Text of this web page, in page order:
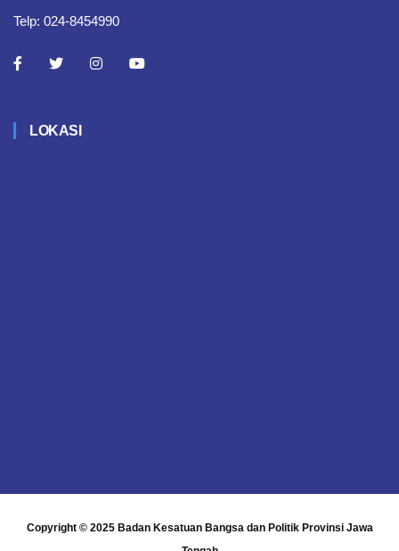
Telp: 024-8454990
LOKASI
Copyright © 2025 Badan Kesatuan Bangsa dan Politik Provinsi Jawa